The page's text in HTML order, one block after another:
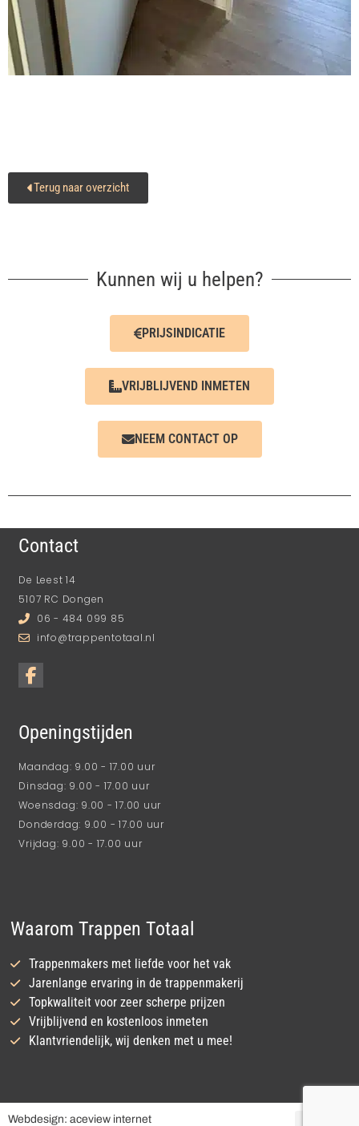
Terug naar overzicht
Kunnen wij u helpen?
PRIJSINDICATIE
VRIJBLIJVEND INMETEN
NEEM CONTACT OP
Contact
De Leest 14
5107 RC Dongen
06 - 484 099 85
info@trappentotaal.nl
Openingstijden
Maandag: 9.00 - 17.00 uur
Dinsdag: 9.00 - 17.00 uur
Woensdag: 9.00 - 17.00 uur
Donderdag: 9.00 - 17.00 uur
Vrijdag: 9.00 - 17.00 uur
Waarom Trappen Totaal
Trappenmakers met liefde voor het vak
Jarenlange ervaring in de trappenmakerij
Topkwaliteit voor zeer scherpe prijzen
Vrijblijvend en kostenloos inmeten
Klantvriendelijk, wij denken met u mee!
Webdesign: aceview internet